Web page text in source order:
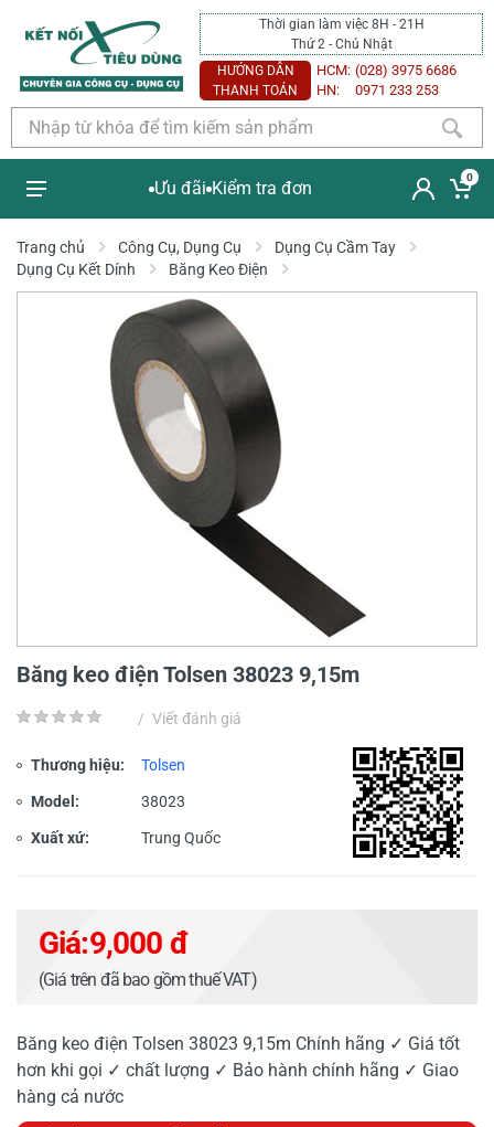
Thời gian làm việc 8H - 21H
Thứ 2 - Chủ Nhật
HƯỚNG DẪN
THANH TOÁN
HCM: (028) 3975 6686
HN:
0971 233 253
Ưu đãi Kiểm tra đơn
0
Trang chủ Công Cụ, Dụng Cụ
Dụng Cụ Cầm Tay
Dụng Cụ Kết Dính
Băng Keo Điện
Băng keo điện Tolsen 38023 9,15m
/ Viết đánh giá
Thương hiệu: Tolsen
Model: 38023
Xuất xứ: Trung Quốc
Giá:9,000 đ
(Giá trên đã bao gồm thuế VAT)
Băng keo điện Tolsen 38023 9,15m Chính hãng ✓ Giá tốt
hơn khi gọi ✓ chất lượng ✓ Bảo hành chính hãng ✓ Giao
hàng cả nước